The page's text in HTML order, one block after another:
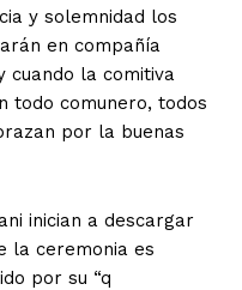
y solemnidad los
en compañía
cuando la comitiva
todo comunero, todos
por la buenas
inician a descargar
la ceremonia es
por su “q